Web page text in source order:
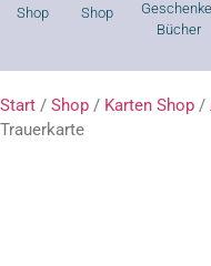
Shop
Shop
Bücher
Start / Shop / Karten Shop /
Trauerkarte